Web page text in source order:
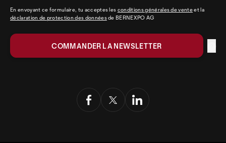
En envoyant ce formulaire, tu acceptes les conditions générales de venteet la
déclaration de protection des donnéesde BERNEXPO AG